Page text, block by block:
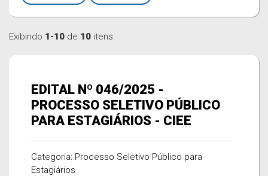
Exibindo 1-10 de 10 itens.
EDITAL Nº 046/2025 -
PROCESSO SELETIVO PÚBLICO
PARA ESTAGIÁRIOS - CIEE
Categoria: Processo Seletivo Público para
Estagiários